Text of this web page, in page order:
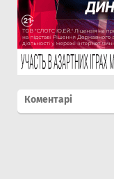
Коментарі